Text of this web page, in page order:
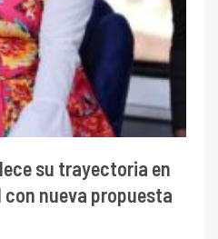
su trayectoria en
nueva propuesta